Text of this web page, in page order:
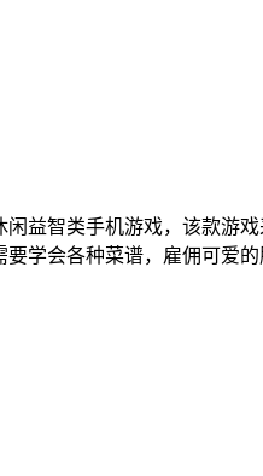
闲益智类手机游戏，该款游
学会各种菜谱，雇佣可爱